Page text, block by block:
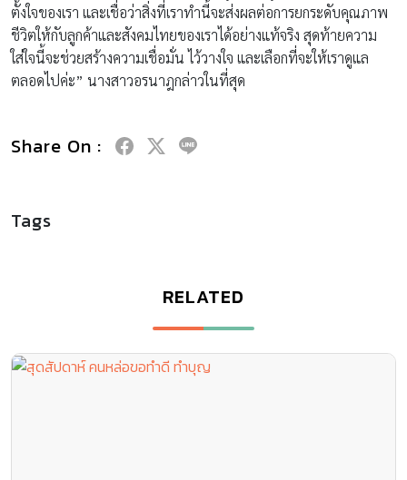
ตั้งใจของเรา และเชื่อว่าสิ่งที่เราทำนี้จะส่งผลต่อการยกระดับคุณภาพ
ชีวิตให้กับลูกค้าและสังคมไทยของเราได้อย่างแท้จริง สุดท้ายความ
ใส่ใจนี้จะช่วยสร้างความเชื่อมั่น ไว้วางใจ และเลือกที่จะให้เราดูแล
ตลอดไปค่ะ” นางสาวอรนาฎกล่าวในที่สุด
Share On :
Tags
RELATED